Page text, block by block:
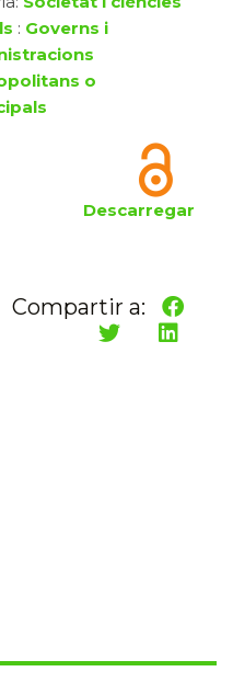
: Governs i
o
Descarregar
Compartir a: